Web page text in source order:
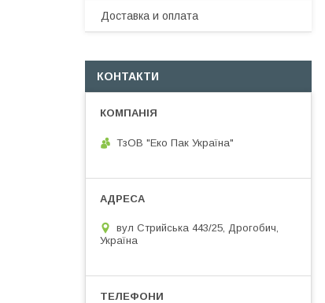
Доставка и оплата
КОНТАКТИ
ТзОВ "Еко Пак Україна"
вул Стрийська 443/25, Дрогобич,
Україна